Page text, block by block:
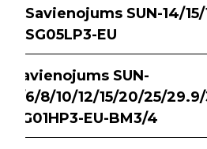
Savienojums SUN-14/
SG05LP3-EU
Savienojums SUN-
5/6/8/10/12/15/20/25/
SG01HP3-EU-BM3/4